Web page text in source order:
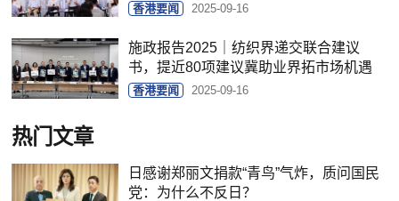
香港要闻 2025-09-16
施政报告2025｜纺织界递交联合建议
书，提近80项建议冀助业界拓市场机遇
香港要闻 2025-09-16
热门文章
日感谢郑丽文捐款“青鸟”气炸，质问国民
党：为什么不反日？